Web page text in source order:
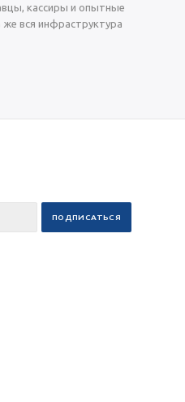
кассиры и опытные
же вся инфраструктура